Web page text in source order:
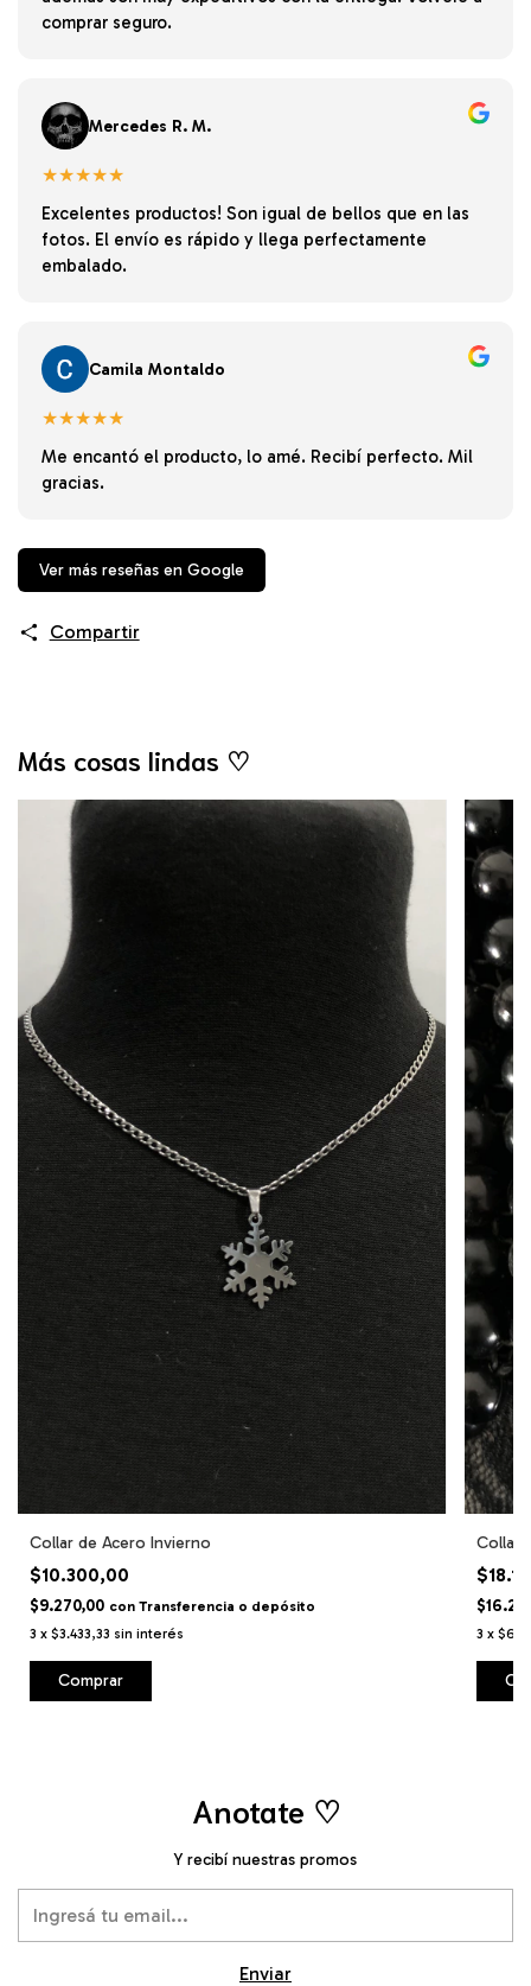
comprar seguro.
Mercedes R. M.
★★★★★
Excelentes productos! Son igual de bellos que en las
fotos. El envío es rápido y llega perfectamente
embalado.
Camila Montaldo
★★★★★
Me encantó el producto, lo amé. Recibí perfecto. Mil
gracias.
Ver más reseñas en Google
Compartir
Más cosas lindas ♡
Collar de Acero Invierno
$10.300,00
$9.270,00 con Transferencia o depósito
3 x $3.433,33 sin interés
Comprar
Collar
3 x
Anotate ♡
Y recibí nuestras promos